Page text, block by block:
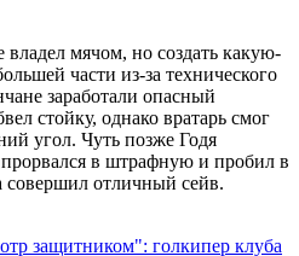
мячом, но создать какую-
части из-за технического
заработали опасный
стойку, однако вратарь смог
угол. Чуть позже Годя
в штрафную и пробил в
совершил отличный сейв.
защитником": голкипер клуба